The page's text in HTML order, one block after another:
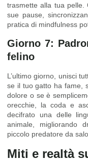
trasmette alla tua pelle.
sue pause,
pratica di mindfulness
Giorno 7:
felino
L’ultimo giorno, unisci
se il tuo gatto ha fame,
dolore o se è
orecchie, la coda e
decifrato una delle
animale, migliorando
piccolo predatore da
Miti e realtà